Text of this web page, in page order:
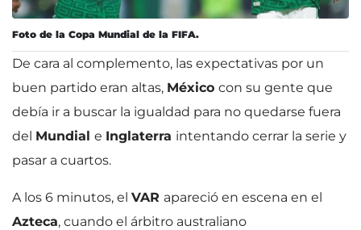
Foto de la Copa Mundial de la FIFA.
De cara al complemento, las expectativas por un
buen partido eran altas, México con su gente que
debía ir a buscar la igualdad para no quedarse fuera
del Mundial e Inglaterra intentando cerrar la serie y
pasar a cuartos.
A los 6 minutos, el VAR apareció en escena en el
Azteca, cuando el árbitro australiano